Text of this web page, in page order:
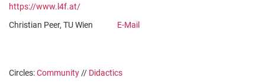
https://www.l4f.at/
Christian Peer, TU Wien
E-Mail
Circles:Community// Didactics